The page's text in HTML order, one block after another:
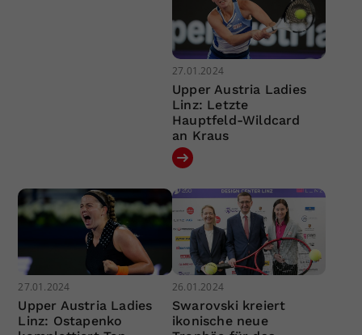
27.01.2024
Upper Austria Ladies
Linz: Letzte
Hauptfeld-Wildcard
an Kraus
27.01.2024
Upper Austria Ladies
Linz: Ostapenko
26.01.2024
Swarovski kreiert
ikonische neue